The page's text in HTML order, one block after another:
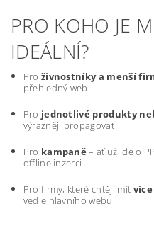
PRO KOHO JE
IDEÁLNÍ?
Pro živnostníky a menší
přehledný web
Pro jednotlivé produkty
výrazněji propagovat
Pro kampaně – ať už jde o
offline inzerci
Pro firmy, které chtějí mít
vedle hlavního webu